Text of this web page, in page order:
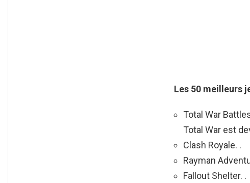
Les 50 meilleurs
Total War
Total War est
Clash Royale. .
Rayman
Fallout Shelter. .